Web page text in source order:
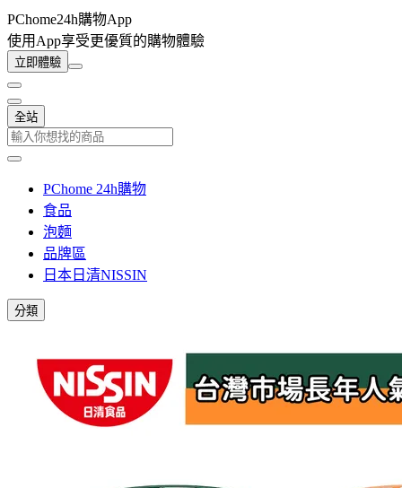
PChome24h購物App
使用App享受更優質的購物體驗
立即體驗
全站
PChome 24h購物
食品
泡麵
品牌區
日本日清NISSIN
分類